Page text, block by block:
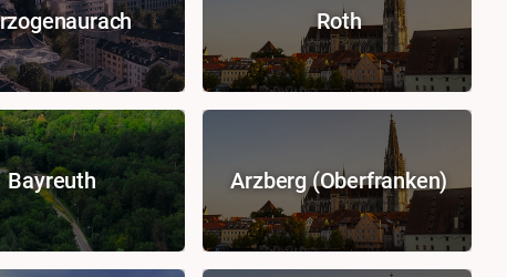
Roth
Bayreuth Arzberg (Oberfranken)